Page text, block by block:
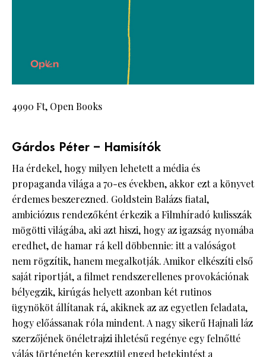
4990 Ft, Open Books
Gárdos Péter – Hamisítók
Ha érdekel, hogy milyen lehetett a média és
propaganda világa a 70-es években, akkor ezt a könyvet
érdemes beszerezned. Goldstein Balázs fiatal,
ambiciózus rendezőként érkezik a Filmhíradó kulisszák
mögötti világába, aki azt hiszi, hogy az igazság nyomába
eredhet, de hamar rá kell döbbennie: itt a valóságot
nem rögzítik, hanem megalkotják. Amikor elkészíti első
saját riportját, a filmet rendszerellenes provokációnak
bélyegzik, kirúgás helyett azonban két rutinos
ügynököt állítanak rá, akiknek az az egyetlen feladata,
hogy előássanak róla mindent. A nagy sikerű Hajnali láz
szerzőjének önéletrajzi ihletésű regénye egy felnőtté
válás történetén keresztül enged betekintést a